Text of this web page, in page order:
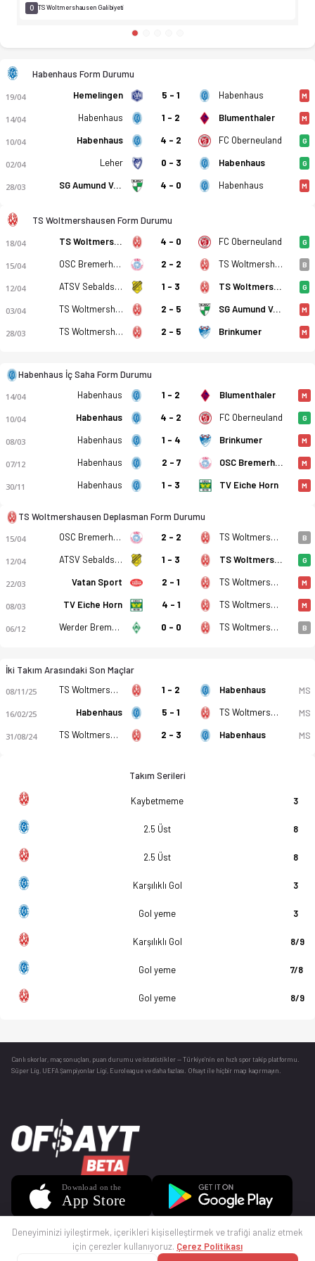
Habenhauser FV - TS Woltmershausen 3-1 bitti. Gol
0 TS Woltmershausen Galibiyeti
Habenhaus Form Durumu
19/04 Hemelingen 5 - 1 Habenhaus M
14/04 Habenhaus 1 - 2 Blumenthaler M
10/04 Habenhaus 4 - 2 FC Oberneuland G
02/04 Leher 0 - 3 Habenhaus G
28/03 SG Aumund Vegesack 4 - 0 Habenhaus M
TS Woltmershausen Form Durumu
18/04 TS Woltmershausen 4 - 0 FC Oberneuland G
15/04 OSC Bremerhaven 2 - 2 TS Woltmershausen B
12/04 ATSV Sebaldsbrück 1 - 3 TS Woltmershausen G
03/04 TS Woltmershausen 2 - 5 SG Aumund Vegesack M
28/03 TS Woltmershausen 2 - 5 Brinkumer M
Habenhaus İç Saha Form Durumu
14/04 Habenhaus 1 - 2 Blumenthaler M
10/04 Habenhaus 4 - 2 FC Oberneuland G
08/03 Habenhaus 1 - 4 Brinkumer M
07/12 Habenhaus 2 - 7 OSC Bremerhaven M
30/11 Habenhaus 1 - 3 TV Eiche Horn M
TS Woltmershausen Deplasman Form Durumu
15/04 OSC Bremerhaven 2 - 2 TS Woltmershausen B
12/04 ATSV Sebaldsbrück 1 - 3 TS Woltmershausen G
22/03 Vatan Sport 2 - 1 TS Woltmershausen M
08/03 TV Eiche Horn 4 - 1 TS Woltmershausen M
06/12 Werder Bremen (III) 0 - 0 TS Woltmershausen B
İki Takım Arasındaki Son Maçlar
08/11/25 TS Woltmershausen 1 - 2 Habenhaus MS
16/02/25 Habenhaus 5 - 1 TS Woltmershausen MS
31/08/24 TS Woltmershausen 2 - 3 Habenhaus MS
Takım Serileri
Kaybetmeme 3
2.5 Üst 8
2.5 Üst 8
Karşılıklı Gol 3
Gol yeme 3
Karşılıklı Gol 8/9
Gol yeme 7/8
Gol yeme 8/9
Canlı skorlar , maç sonuçları, puan durumu ve istatistikler — Türkiye’nin en hızlı spor takip platformu.
Süper Lig, UEFA Şampiyonlar Ligi, Euroleague ve daha fazlası. Ofsayt ile hiçbir maçı kaçırmayın.
Deneyiminizi iyileştirmek, içerikleri kişiselleştirmek ve trafiği analiz etmek
için çerezler kullanıyoruz. Çerez Politikası